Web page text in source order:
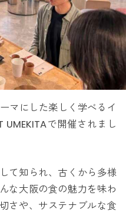
マにした楽しく学べるイ
UMEKITAで開催されまし
て知られ、古くから多様
な大阪の食の魅力を味わ
さや、サステナブルな食